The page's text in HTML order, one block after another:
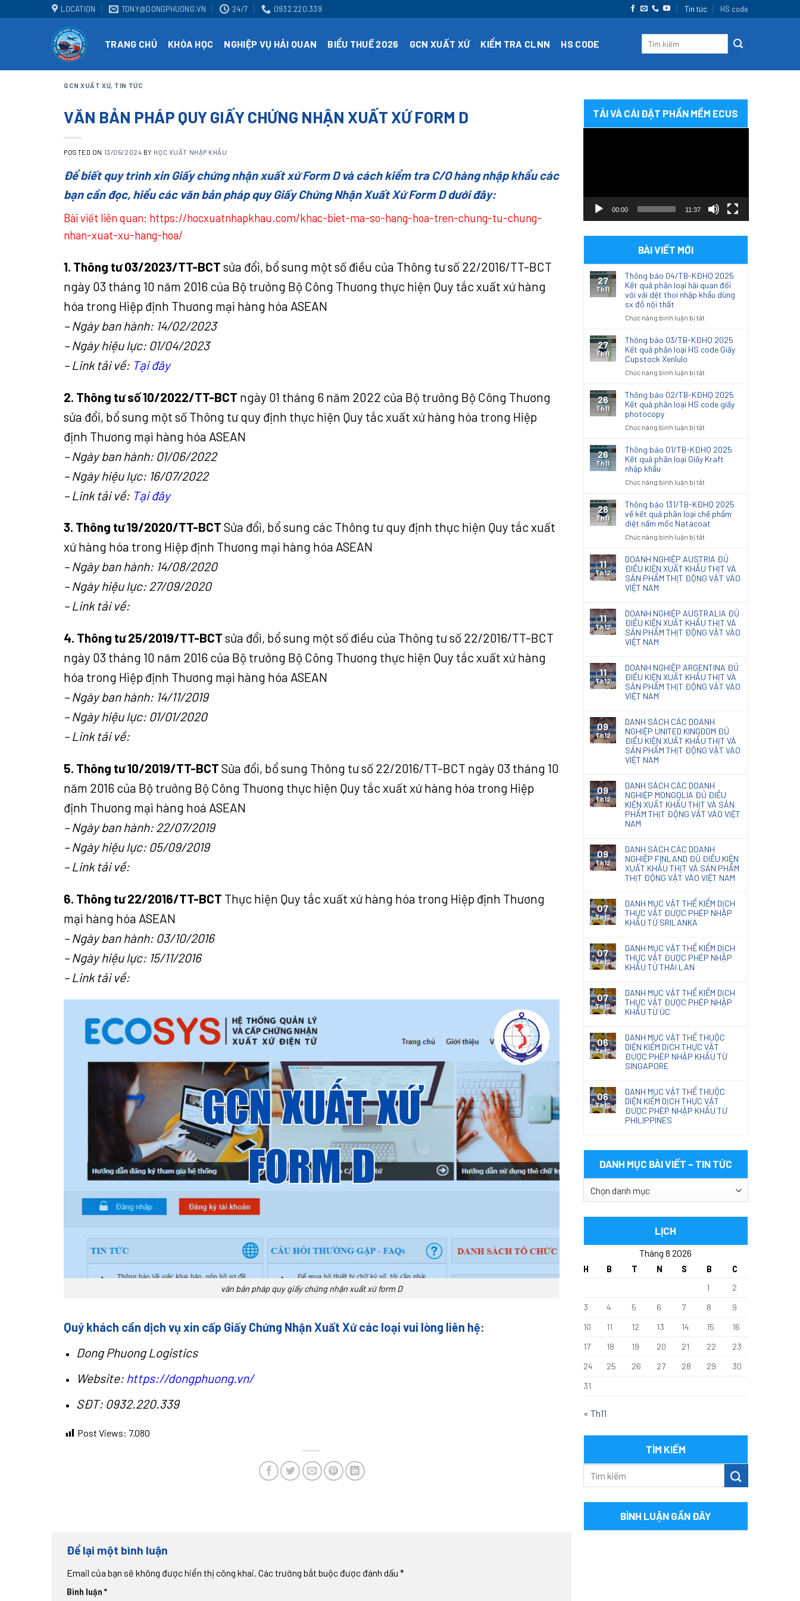
to
LOCATION TONY@DONGPHUONG.VN 24/7 0932.220.339 Tin tức HS code
TRANG CHỦ KHÓA HỌC NGHIỆP VỤ HẢI QUAN BIỂU THUẾ 2026 GCN XUẤT XỨ KIỂM TRA CLNN HS CODE
GCN XUẤT XỨ, TIN TỨC
VĂN BẢN PHÁP QUY GIẤY CHỨNG NHẬN XUẤT XỨ FORM D
POSTED ON 13/05/2024 BY HỌC XUẤT NHẬP KHẨU
Để biết quy trình xin Giấy chứng nhận xuất xứ Form D và cách kiểm tra C/O hàng nhập khẩu các
bạn cần đọc, hiểu các văn bản pháp quy Giấy Chứng Nhận Xuất Xứ Form D dưới đây:
Bài viết liên quan: https://hocxuatnhapkhau.com/khac-biet-ma-so-hang-hoa-tren-chung-tu-chung-
nhan-xuat-xu-hang-hoa/
1. Thông tư 03/2023/TT-BCT sửa đổi, bổ sung một số điều của Thông tư số 22/2016/TT-BCT
ngày 03 tháng 10 năm 2016 của Bộ trưởng Bộ Công Thương thực hiện Quy tắc xuất xứ hàng
hóa trong Hiệp định Thương mại hàng hóa ASEAN
– Ngày ban hành: 14/02/2023
– Ngày hiệu lực: 01/04/2023
– Link tải về: Tại đây
2. Thông tư số 10/2022/TT-BCT ngày 01 tháng 6 năm 2022 của Bộ trưởng Bộ Công Thương
sửa đổi, bổ sung một số Thông tư quy định thực hiện Quy tắc xuất xứ hàng hóa trong Hiệp
định Thương mại hàng hóa ASEAN
– Ngày ban hành: 01/06/2022
– Ngày hiệu lực: 16/07/2022
– Link tải về: Tại đây
3. Thông tư 19/2020/TT-BCT Sửa đổi, bổ sung các Thông tư quy định thực hiện Quy tắc xuất
xứ hàng hóa trong Hiệp định Thương mại hàng hóa ASEAN
– Ngày ban hành: 14/08/2020
– Ngày hiệu lực: 27/09/2020
– Link tải về:
4. Thông tư 25/2019/TT-BCT sửa đổi, bổ sung một số điều của Thông tư số 22/2016/TT-BCT
ngày 03 tháng 10 năm 2016 của Bộ trưởng Bộ Công Thương thực hiện Quy tắc xuất xứ hàng
hóa trong Hiệp định Thương mại hàng hóa ASEAN
– Ngày ban hành: 14/11/2019
– Ngày hiệu lực: 01/01/2020
– Link tải về:
5. Thông tư 10/2019/TT-BCT Sửa đổi, bổ sung Thông tư số 22/2016/TT-BCT ngày 03 tháng 10
năm 2016 của Bộ trưởng Bộ Công Thương thực hiện Quy tắc xuất xứ hàng hóa trong Hiệp
định Thương mại hàng hoá ASEAN
– Ngày ban hành: 22/07/2019
– Ngày hiệu lực: 05/09/2019
– Link tải về:
6. Thông tư 22/2016/TT-BCT Thực hiện Quy tắc xuất xứ hàng hóa trong Hiệp định Thương
mại hàng hóa ASEAN
– Ngày ban hành: 03/10/2016
– Ngày hiệu lực: 15/11/2016
– Link tải về:
văn bản pháp quy giấy chứng nhận xuất xứ form D
Quý khách cần dịch vụ xin cấp Giấy Chứng Nhận Xuất Xứ các loại vui lòng liên hệ:
Dong Phuong Logistics
Website: https://dongphuong.vn/
SĐT: 0932.220.339
Post Views: 7.080
Để lại một bình luận
Email của bạn sẽ không được hiển thị công khai. Các trường bắt buộc được đánh dấu *
Bình luận *
TẢI VÀ CÁI ĐẶT PHẦN MỀM ECUS
00:00 11:37
BÀI VIẾT MỚI
27
Th11
Thông báo 04/TB-KĐHQ 2025
Kết quả phân loại hải quan đối
với vải dệt thoi nhập khẩu dùng
sx đồ nội thất
Chức năng bình luận bị tắtở
báo
04/TB-
phân
loại
quan
với
vải
dùng
sx
nội
27
Th11
Thông báo 03/TB-KĐHQ 2025
Kết quả phân loại HS code Giấy
Cupstock Xenlulo
Chức năng bình luận bị tắtở
báo
03/TB-
phân
loại
code
Cupstock
Xenlulo
26
Th11
Thông báo 02/TB-KĐHQ 2025
Kết quả phân loại HS code giấy
photocopy
Chức năng bình luận bị tắtở
báo
02/TB-
phân
loại
HS
code
photocopy
26
Th11
Thông báo 01/TB-KĐHQ 2025
Kết quả phân loại Giấy Kraft
nhập khẩu
Chức năng bình luận bị tắtở
báo
01/TB-
KĐHQ
phân
loại
Giấy
khẩu
26
Th11
Thông báo 131/TB-KĐHQ 2025
về kết quả phân loại chế phẩm
diệt nấm mốc Natacoat
Chức năng bình luận bị tắtở
báo
131/TB-
KĐHQ
quả
phân
loại
diệt
nấm
mốc
11
Th12
DOANH NGHIỆP AUSTRIA ĐỦ
ĐIỀU KIỆN XUẤT KHẨU THỊT VÀ
SẢN PHẨM THỊT ĐỘNG VẬT VÀO
VIỆT NAM
11
Th12
DOANH NGHIỆP AUSTRALIA ĐỦ
ĐIỀU KIỆN XUẤT KHẨU THỊT VÀ
SẢN PHẨM THỊT ĐỘNG VẬT VÀO
VIỆT NAM
11
Th12
DOANH NGHIỆP ARGENTINA ĐỦ
ĐIỀU KIỆN XUẤT KHẨU THỊT VÀ
SẢN PHẨM THỊT ĐỘNG VẬT VÀO
VIỆT NAM
09
Th12
DANH SÁCH CÁC DOANH
NGHIỆP UNITED KINGDOM ĐỦ
ĐIỀU KIỆN XUẤT KHẨU THỊT VÀ
SẢN PHẨM THỊT ĐỘNG VẬT VÀO
VIỆT NAM
09
Th12
DANH SÁCH CÁC DOANH
NGHIỆP MONGOLIA ĐỦ ĐIỀU
KIỆN XUẤT KHẨU THỊT VÀ SẢN
PHẨM THỊT ĐỘNG VẬT VÀO VIỆT
NAM
09
Th12
DANH SÁCH CÁC DOANH
NGHIỆP FINLAND ĐỦ ĐIỀU KIỆN
XUẤT KHẨU THỊT VÀ SẢN PHẨM
THỊT ĐỘNG VẬT VÀO VIỆT NAM
07
Th12
DANH MỤC VẬT THỂ KIỂM DỊCH
THỰC VẬT ĐƯỢC PHÉP NHẬP
KHẨU TỪ SRILANKA
07
Th12
DANH MỤC VẬT THỂ KIỂM DỊCH
THỰC VẬT ĐƯỢC PHÉP NHẬP
KHẨU TỪ THÁI LAN
07
Th12
DANH MỤC VẬT THỂ KIỂM DỊCH
THỰC VẬT ĐƯỢC PHÉP NHẬP
KHẨU TỪ ÚC
06
Th12
DANH MỤC VẬT THỂ THUỘC
DIỆN KIỂM DỊCH THỰC VẬT
ĐƯỢC PHÉP NHẬP KHẨU TỪ
SINGAPORE
06
Th12
DANH MỤC VẬT THỂ THUỘC
DIỆN KIỂM DỊCH THỰC VẬT
ĐƯỢC PHÉP NHẬP KHẨU TỪ
PHILIPPINES
DANH MỤC BÀI VIẾT – TIN TỨC
TỨC
LỊCH
Tháng 8 2026
H B T N S B
C
1
2
3
4 5 6 7 8
9
10
11 12 13 14 15
16
17
18 19 20 21 22
23
24
25 26 27 28 29
30
31
« Th11
TÌM KIẾM
BÌNH LUẬN GẦN ĐÂY